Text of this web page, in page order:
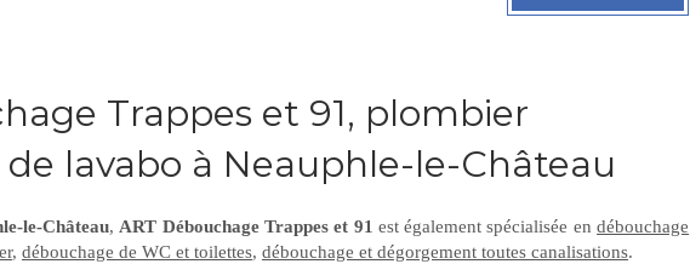
Trappes et 91, plombier
lavabo à Neauphle-le-Château
le-Château, ART Débouchage Trappes et 91 est également spécialisée endébouchage
, débouchage de WC et toilettes, débouchage et dégorgement toutes canalisations.